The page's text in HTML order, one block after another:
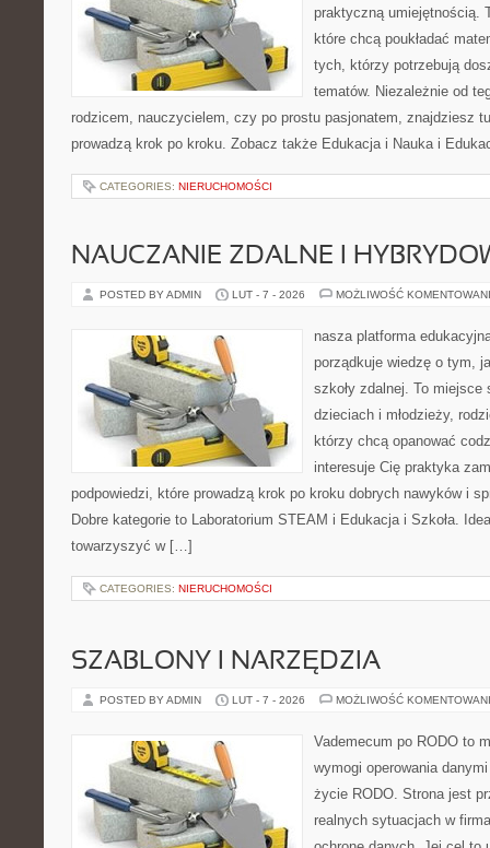
praktyczną umiejętnością.
które chcą poukładać
tych, którzy potrzebują
tematów. Niezależnie od
rodzicem, nauczycielem, czy po prostu pasjonatem, znajdziesz
prowadzą krok po kroku. Zobacz także Edukacja i Nauka i
CATEGORIES: NIERUCHOMOŚCI
NAUCZANIE ZDALNE I
POSTED BY ADMIN LUT - 7 - 2026 MOŻLIWOŚĆ
nasza platforma
porządkuje wiedzę o tym,
szkoły zdalnej. To
dzieciach i młodzieży,
którzy chcą opanować
interesuje Cię praktyka
podpowiedzi, które prowadzą krok po kroku dobrych nawyków i
Dobre kategorie to Laboratorium STEAM i Edukacja i Szkoła.
towarzyszyć w […]
CATEGORIES: NIERUCHOMOŚCI
SZABLONY I NARZĘDZIA
POSTED BY ADMIN LUT - 7 - 2026 MOŻLIWOŚĆ
Vademecum po RODO to
wymogi operowania
życie RODO. Strona jest
realnych sytuacjach w